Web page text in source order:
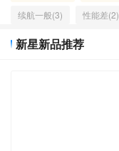
续航一般(3)
性能差(2)
新星新品推荐